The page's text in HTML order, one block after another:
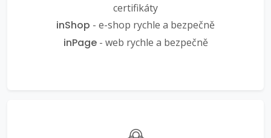
certifikáty
inShop - e-shop rychle a bezpečně
inPage- web rychle a bezpečně